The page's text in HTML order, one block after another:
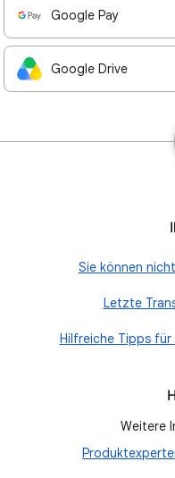
Google Pay
Google Drive
Sie können
Letzte
Hilfreiche Tipps
Weitere